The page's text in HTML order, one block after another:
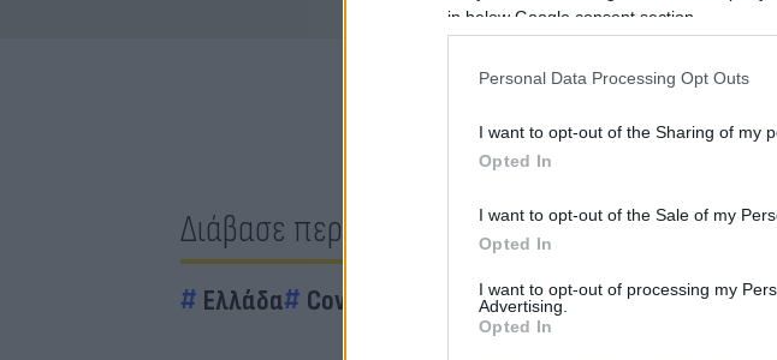
in below Google consent section.
Personal Data Processing Opt Outs
I want to opt-out of the Sharing of my
Opted In
I want to opt-out of the Sale of my
Opted In
I want to opt-out of processing my
Advertising.
Opted In
Διάβασε περισσότερα
Ελλάδα Covid 19 - Κορονοϊός Κρούσματα